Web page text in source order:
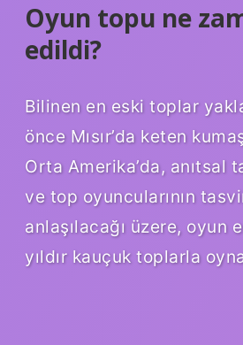
Oyun topu ne
edildi?
Bilinen en eski toplar
önce Mısır’da keten
Orta Amerika’da, anıtsal
ve top oyuncularının
anlaşılacağı üzere, oyun
yıldır kauçuk toplarla